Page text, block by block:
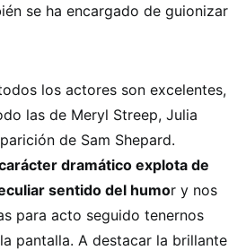
se ha encargado de guionizar
los actores son excelentes,
las de Meryl Streep, Julia
de Sam Shepard.
dramático explota de
sentido del humor y nos
para acto seguido tenernos
pantalla. A destacar la brillante